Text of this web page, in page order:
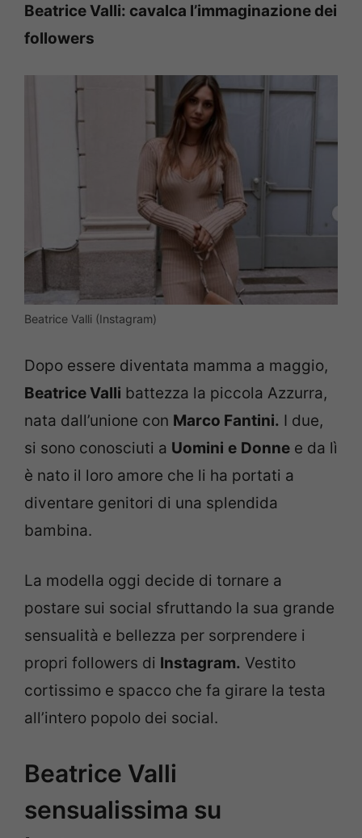
Beatrice Valli: cavalca l’immaginazione dei
followers
Beatrice Valli (Instagram)
Dopo essere diventata mamma a maggio,
Beatrice Valli battezza la piccola Azzurra,
nata dall’unione con Marco Fantini. I due,
si sono conosciuti a Uomini e Donne e da lì
è nato il loro amore che li ha portati a
diventare genitori di una splendida
bambina.
La modella oggi decide di tornare a
postare sui social sfruttando la sua grande
sensualità e bellezza per sorprendere i
propri followers di Instagram. Vestito
cortissimo e spacco che fa girare la testa
all’intero popolo dei social.
Beatrice Valli
sensualissima su